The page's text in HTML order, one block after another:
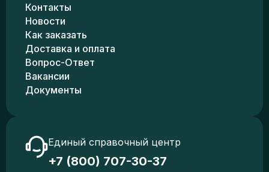
Контакты
Новости
Как заказать
Доставка и оплата
Вопрос-Ответ
Вакансии
Документы
Единый справочный центр
+7 (800) 707-30-37